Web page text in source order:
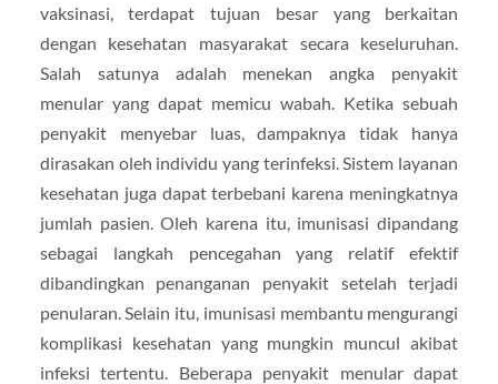
vaksinasi, terdapat tujuan besar yang berkaitan
dengan kesehatan masyarakat secara keseluruhan.
Salah satunya adalah menekan angka penyakit
menular yang dapat memicu wabah. Ketika sebuah
penyakit menyebar luas, dampaknya tidak hanya
dirasakan oleh individu yang terinfeksi. Sistem layanan
kesehatan juga dapat terbebani karena meningkatnya
jumlah pasien. Oleh karena itu, imunisasi dipandang
sebagai langkah pencegahan yang relatif efektif
dibandingkan penanganan penyakit setelah terjadi
penularan. Selain itu, imunisasi membantu mengurangi
komplikasi kesehatan yang mungkin muncul akibat
infeksi tertentu. Beberapa penyakit menular dapat